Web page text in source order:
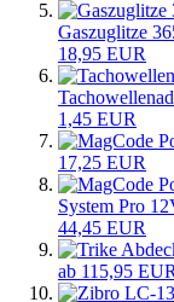
Gaszuglitze
18,95 EUR
1,45 EUR
17,25 EUR
System Pro
44,45 EUR
ab 115,95 EUR